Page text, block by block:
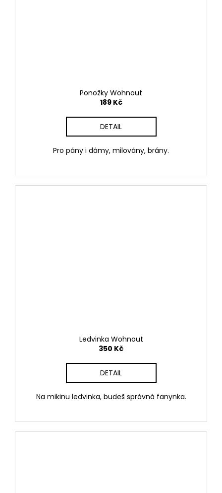
Ponožky Wohnout
189 Kč
DETAIL
Pro pány i dámy, milovány, brány.
Ledvinka Wohnout
350 Kč
DETAIL
Na mikinu ledvinka, budeš správná fanynka.